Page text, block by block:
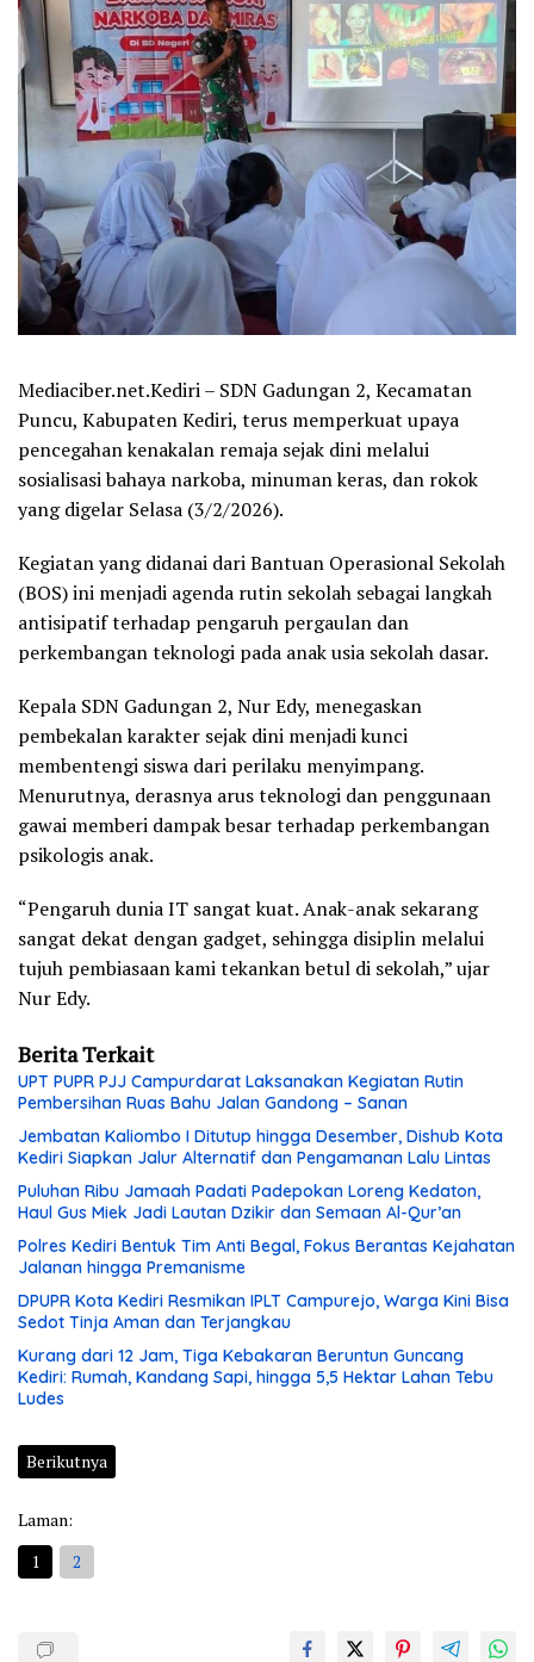
Mediaciber.net.Kediri – SDN Gadungan 2, Kecamatan
Puncu, Kabupaten Kediri, terus memperkuat upaya
pencegahan kenakalan remaja sejak dini melalui
sosialisasi bahaya narkoba, minuman keras, dan rokok
yang digelar Selasa (3/2/2026).
Kegiatan yang didanai dari Bantuan Operasional Sekolah
(BOS) ini menjadi agenda rutin sekolah sebagai langkah
antisipatif terhadap pengaruh pergaulan dan
perkembangan teknologi pada anak usia sekolah dasar.
Kepala SDN Gadungan 2, Nur Edy, menegaskan
pembekalan karakter sejak dini menjadi kunci
membentengi siswa dari perilaku menyimpang.
Menurutnya, derasnya arus teknologi dan penggunaan
gawai memberi dampak besar terhadap perkembangan
psikologis anak.
“Pengaruh dunia IT sangat kuat. Anak-anak sekarang
sangat dekat dengan gadget, sehingga disiplin melalui
tujuh pembiasaan kami tekankan betul di sekolah,” ujar
Nur Edy.
Berita Terkait
UPT PUPR PJJ Campurdarat Laksanakan Kegiatan Rutin
Pembersihan Ruas Bahu Jalan Gandong – Sanan
Jembatan Kaliombo I Ditutup hingga Desember, Dishub Kota
Kediri Siapkan Jalur Alternatif dan Pengamanan Lalu Lintas
Puluhan Ribu Jamaah Padati Padepokan Loreng Kedaton,
Haul Gus Miek Jadi Lautan Dzikir dan Semaan Al-Qur’an
Polres Kediri Bentuk Tim Anti Begal, Fokus Berantas Kejahatan
Jalanan hingga Premanisme
DPUPR Kota Kediri Resmikan IPLT Campurejo, Warga Kini Bisa
Sedot Tinja Aman dan Terjangkau
Kurang dari 12 Jam, Tiga Kebakaran Beruntun Guncang
Kediri: Rumah, Kandang Sapi, hingga 5,5 Hektar Lahan Tebu
Ludes
Berikutnya
Laman:
1
2